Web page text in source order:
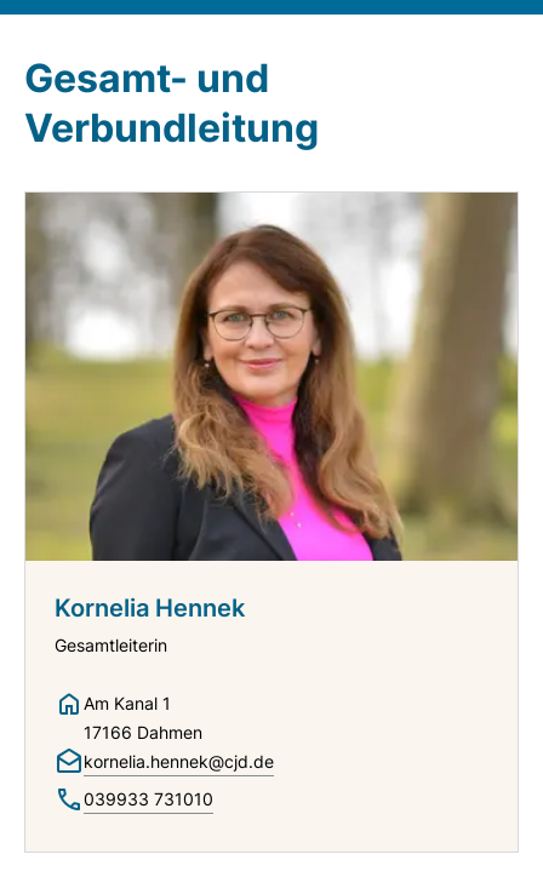
Gesamt- und
Verbundleitung
Kornelia Hennek
Gesamtleiterin
Am Kanal 1
17166 Dahmen
kornelia.hennek@cjd.de
039933 731010